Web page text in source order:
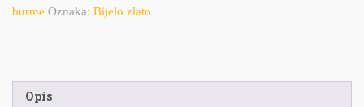
burme Oznaka: Bijelo zlato
Opis